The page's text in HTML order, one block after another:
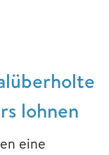
lohnen
eine